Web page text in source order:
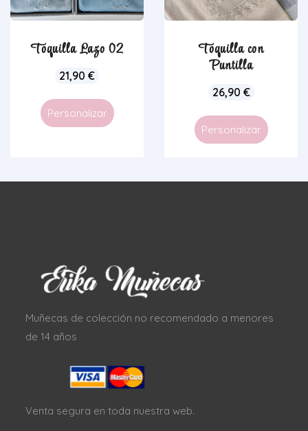
Toquilla Lazo 02
21,90 €
Personalizar
Toquilla con
Puntilla
26,90 €
Personalizar
Muñecas de colección no recomendado a menores
de 14 años
Venta segura en toda nuestra web.